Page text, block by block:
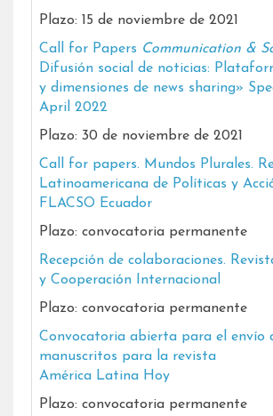
Plazo: 15 de noviembre de 2021
Call for Papers Communication &
Difusión social de noticias:
y dimensiones de news sharing»
April 2022
Plazo: 30 de noviembre de 2021
Call for papers. Mundos Plurales.
Latinoamericana de Políticas y
FLACSO Ecuador
Plazo: convocatoria permanente
Recepción de colaboraciones.
y Cooperación Internacional
Plazo: convocatoria permanente
Convocatoria abierta para el envío
manuscritos para la revista
América Latina Hoy
Plazo: convocatoria permanente